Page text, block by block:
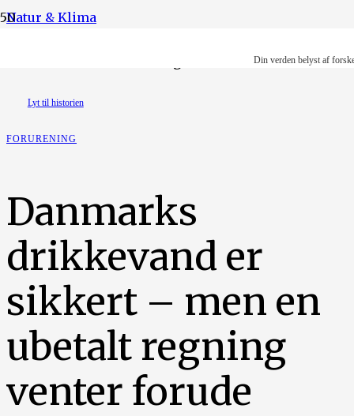
Din verden belyst af
Natur & Klima
Lyt til historien
FORURENING
Danmarks
drikkevand er
sikkert – men en
ubetalt regning
venter forude